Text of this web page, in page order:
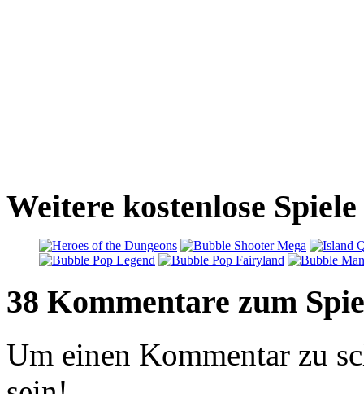
Weitere kostenlose
38 Kommentare zum
Um einen Kommentar zu